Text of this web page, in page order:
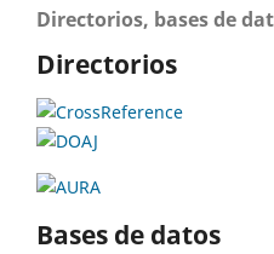
Directorios, bases de
Directorios
Bases de datos